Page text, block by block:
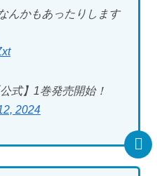
んかもあったりします
式】1巻発売開始！
2024